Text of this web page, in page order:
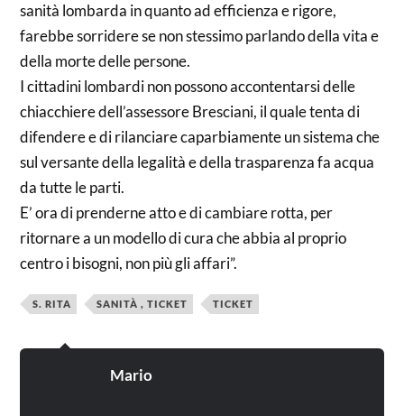
sanità lombarda in quanto ad efficienza e rigore,
farebbe sorridere se non stessimo parlando della vita e
della morte delle persone.
I cittadini lombardi non possono accontentarsi delle
chiacchiere dell’assessore Bresciani, il quale tenta di
difendere e di rilanciare caparbiamente un sistema che
sul versante della legalità e della trasparenza fa acqua
da tutte le parti.
E’ ora di prenderne atto e di cambiare rotta, per
ritornare a un modello di cura che abbia al proprio
centro i bisogni, non più gli affari”.
S. RITA SANITÀ , TICKET TICKET
Mario